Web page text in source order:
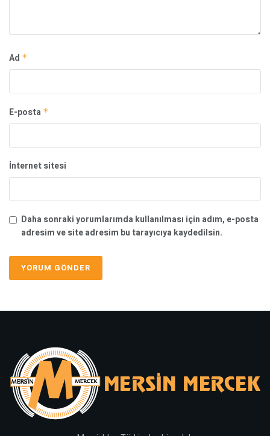
Ad *
E-posta *
İnternet sitesi
Daha sonraki yorumlarımda kullanılması için adım, e-posta
adresim ve site adresim bu tarayıcıya kaydedilsin.